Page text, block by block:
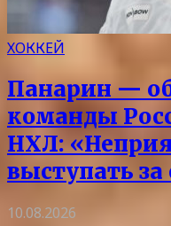
ХОККЕЙ
Панарин —
команды
НХЛ:
выступать
10.08.2026